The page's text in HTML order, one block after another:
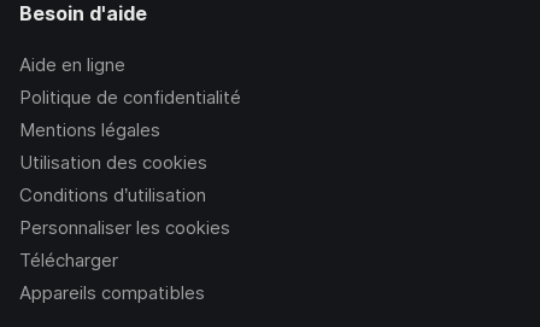
Besoin d'aide
Aide en ligne
Politique de confidentialité
Mentions légales
Utilisation des cookies
Conditions d’utilisation
Personnaliser les cookies
Télécharger
Appareils compatibles